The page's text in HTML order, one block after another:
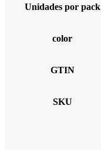
Unidades por pack
color
GTIN
SKU